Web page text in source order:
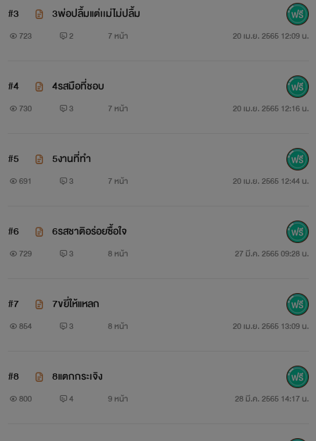
#3 3พ่อปลื้มแต่เเม่ไม่ปลื้ม
723 2 7 หน้า 20 เม.ย. 2565 12:09 น.
#4 4รสมือที่ชอบ
730 3 7 หน้า 20 เม.ย. 2565 12:16 น.
#5 5งานที่ทำ
691 3 7 หน้า 20 เม.ย. 2565 12:44 น.
#6 6รสชาติอร่อยซื้อใจ
729 3 8 หน้า 27 มี.ค. 2565 09:28 น.
#7 7ขยี่ให้แหลก
854 3 8 หน้า 20 เม.ย. 2565 13:09 น.
#8 8แตกกระเจิง
800 4 9 หน้า 28 มี.ค. 2565 14:17 น.